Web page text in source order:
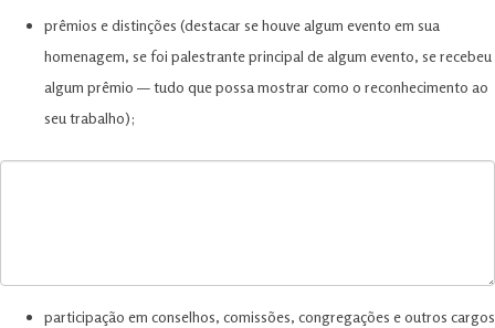
prêmios e distinções (destacar se houve algum evento em sua
homenagem, se foi palestrante principal de algum evento, se recebeu
algum prêmio — tudo que possa mostrar como o reconhecimento ao
seu trabalho);
participação em conselhos, comissões, congregações e outros cargos